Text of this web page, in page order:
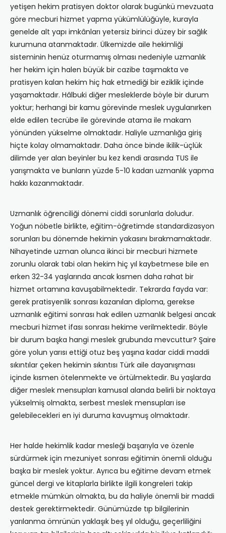
yetişen hekim pratisyen doktor olarak bugünkü mevzuata
göre mecburi hizmet yapma yükümlülüğüyle, kurayla
genelde alt yapı imkânları yetersiz birinci düzey bir sağlık
kurumuna atanmaktadır. Ülkemizde aile hekimliği
sisteminin henüz oturmamış olması nedeniyle uzmanlık
her hekim için halen büyük bir cazibe taşımakta ve
pratisyen kalan hekim hiç hak etmediği bir eziklik içinde
yaşamaktadır. Hâlbuki diğer mesleklerde böyle bir durum
yoktur; herhangi bir kamu görevinde meslek uygulanırken
elde edilen tecrübe ile görevinde atama ile makam
yönünden yükselme olmaktadır. Haliyle uzmanlığa giriş
hiçte kolay olmamaktadır. Daha önce binde ikilik-üçlük
dilimde yer alan beyinler bu kez kendi arasında TUS ile
yarışmakta ve bunların yüzde 5-10 kadarı uzmanlık yapma
hakkı kazanmaktadır.
Uzmanlık öğrenciliği dönemi ciddi sorunlarla doludur.
Yoğun nöbetle birlikte, eğitim-öğretimde standardizasyon
sorunları bu dönemde hekimin yakasını bırakmamaktadır.
Nihayetinde uzman olunca ikinci bir mecburi hizmete
zorunlu olarak tabi olan hekim hiç yıl kaybetmese bile en
erken 32-34 yaşlarında ancak kısmen daha rahat bir
hizmet ortamına kavuşabilmektedir. Tekrarda fayda var:
gerek pratisyenlik sonrası kazanılan diploma, gerekse
uzmanlık eğitimi sonrası hak edilen uzmanlık belgesi ancak
mecburi hizmet ifası sonrası hekime verilmektedir. Böyle
bir durum başka hangi meslek grubunda mevcuttur? Şaire
göre yolun yarısı ettiği otuz beş yaşına kadar ciddi maddi
sıkıntılar çeken hekimin sıkıntısı Türk aile dayanışması
içinde kısmen ötelenmekte ve örtülmektedir. Bu yaşlarda
diğer meslek mensupları kamusal alanda belirli bir noktaya
yükselmiş olmakta, serbest meslek mensupları ise
gelebilecekleri en iyi duruma kavuşmuş olmaktadır.
Her halde hekimlik kadar mesleği başarıyla ve özenle
sürdürmek için mezuniyet sonrası eğitimin önemli olduğu
başka bir meslek yoktur. Ayrıca bu eğitime devam etmek
güncel dergi ve kitaplarla birlikte ilgili kongreleri takip
etmekle mümkün olmakta, bu da haliyle önemli bir maddi
destek gerektirmektedir. Günümüzde tıp bilgilerinin
yarılanma ömrünün yaklaşık beş yıl olduğu, geçerliliğini